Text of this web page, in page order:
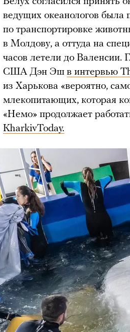
ведущих океанологов была
по транспортировке
в Молдову, а оттуда на
часов летели до Валенсии.
США Дэн Эш в интервью
из Харькова «вероятно,
млекопитающих, которая
«Немо» продолжает
KharkivToday.